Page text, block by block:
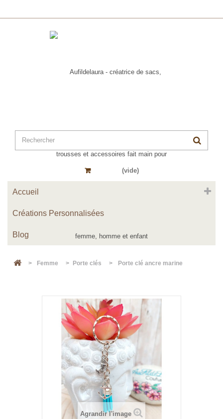
(vide)
Accueil
Créations Personnalisées
Blog
> Femme > Porte clés > Porte clé ancre marine
Agrandir l'image